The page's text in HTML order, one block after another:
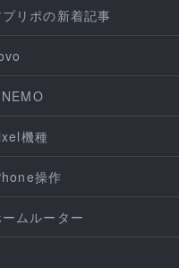
プリポの新着記事
機種
操作
ムルーター